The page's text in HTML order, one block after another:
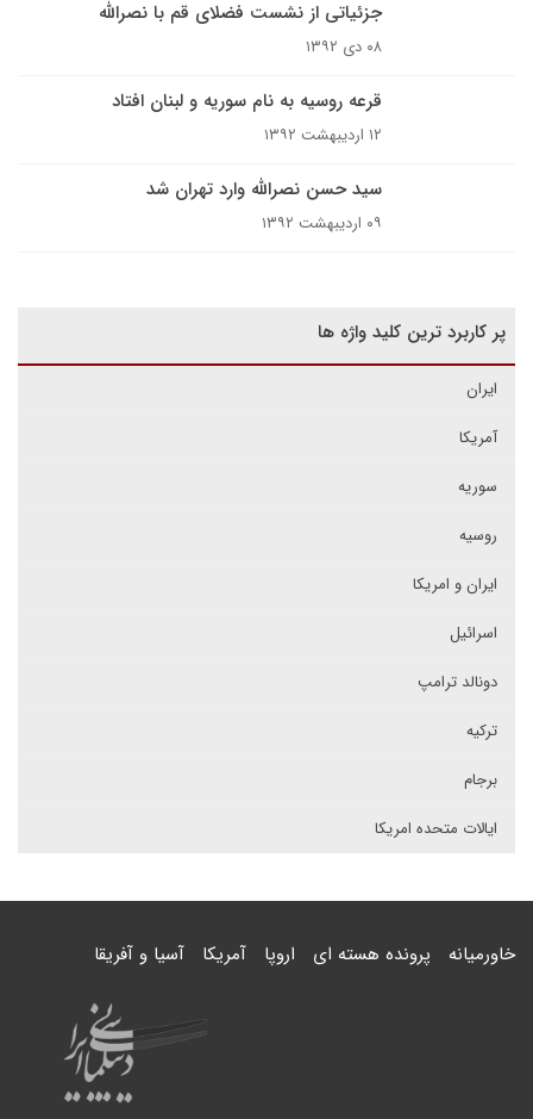
جزئیاتی از نشست فضلای قم با نصرالله
۰۸ دی ۱۳۹۲
قرعه روسیه به نام سوریه و لبنان افتاد
۱۲ اردیبهشت ۱۳۹۲
سید حسن نصرالله وارد تهران شد
۰۹ اردیبهشت ۱۳۹۲
پر کاربرد ترین کلید واژه ها
ایران
آمریکا
سوریه
روسیه
ایران و امریکا
اسرائیل
دونالد ترامپ
ترکیه
برجام
ایالات متحده امریکا
خاورمیانه پرونده هسته ای اروپا آمریکا آسیا و آفریقا